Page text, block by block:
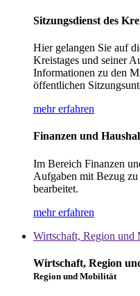
Sitzungsdienst des
Hier gelangen Sie auf
Kreistages und seiner
Informationen zu den
öffentlichen
mehr erfahren
Finanzen und
Im Bereich Finanzen
Aufgaben mit Bezug
bearbeitet.
mehr erfahren
Wirtschaft, Region und
Wirtschaft, Region
Region und Mobilität